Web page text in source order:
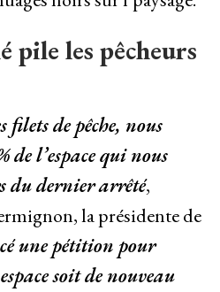
pile les pêcheurs
filets de pêche, nous
de l’espace qui nous
du dernier arrêté,
la présidente de
une pétition pour
soit de nouveau